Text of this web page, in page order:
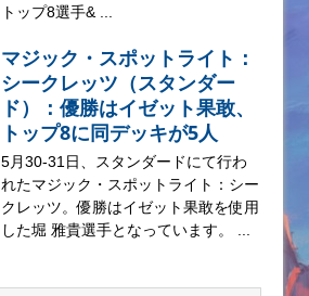
トップ8選手& ...
マジック・スポットライト：
シークレッツ（スタンダー
ド）：優勝はイゼット果敢、
トップ8に同デッキが5人
5月30-31日、スタンダードにて行わ
れたマジック・スポットライト：シー
クレッツ。優勝はイゼット果敢を使用
した堀 雅貴選手となっています。 ...